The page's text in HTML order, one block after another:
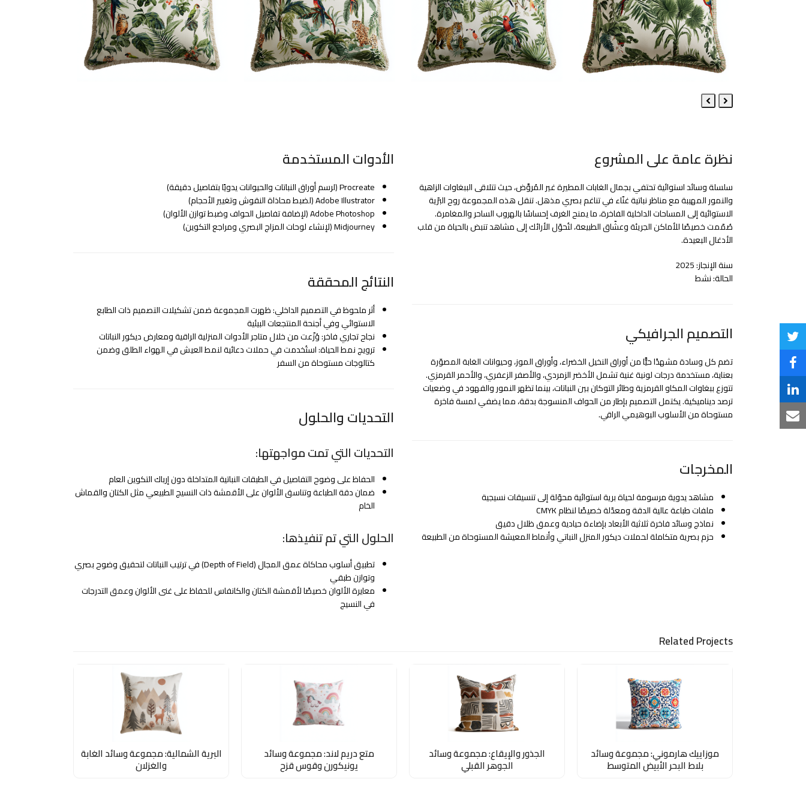
Previous
Next
الأدوات المستخدمة
Procreate (لرسم أوراق النباتات والحيوانات يدويًا بتفاصيل دقيقة)
Adobe Illustrator (لضبط محاذاة النقوش وتغيير الأحجام)
Adobe Photoshop (لإضافة تفاصيل الحواف وضبط توازن الألوان)
Midjourney (لإنشاء لوحات المزاج البصري ومراجع التكوين)
النتائج المحققة
أثر ملحوظ في التصميم الداخلي: ظهرت المجموعة ضمن تشكيلات التصميم ذات الطابع
الاستوائي وفي أجنحة المنتجعات البيئية
نجاح تجاري فاخر: وُزّعت من خلال متاجر الأدوات المنزلية الراقية ومعارض ديكور النباتات
ترويج نمط الحياة: استُخدمت في حملات دعائية لنمط العيش في الهواء الطلق وضمن
كتالوجات مستوحاة من السفر
التحديات والحلول
التحديات التي تمت مواجهتها:
الحفاظ على وضوح التفاصيل في الطبقات النباتية المتداخلة دون إرباك التكوين العام
ضمان دقة الطباعة وتناسق الألوان على الأقمشة ذات النسيج الطبيعي مثل الكتان والقماش
الخام
الحلول التي تم تنفيذها:
تطبيق أسلوب محاكاة عمق المجال (Depth of Field) في ترتيب النباتات لتحقيق وضوح بصري
وتوازن طبقي
معايرة الألوان خصيصًا لأقمشة الكتان والكانفاس للحفاظ على غنى الألوان وعمق التدرجات
في النسيج
نظرة عامة على المشروع
سلسلة وسائد استوائية تحتفي بجمال الغابات المطيرة غير المُروَّض، حيث تتلاقى الببغاوات الزاهية
والنمور المهيبة مع مناظر نباتية غنّاء في تناغم بصري مذهل. تنقل هذه المجموعة روح البرّية
الاستوائية إلى المساحات الداخلية الفاخرة، ما يمنح الغرف إحساسًا بالهروب الساحر والمغامرة.
صُمّمت خصيصًا للأماكن الجريئة وعشّاق الطبيعة، لتُحوّل الأرائك إلى مشاهد تنبض بالحياة من قلب
الأدغال البعيدة.
سنة الإنجاز: 2025
الحالة: نشط
التصميم الجرافيكي
تضم كل وسادة مشهدًا حيًّا من أوراق النخيل الخضراء، وأوراق الموز، وحيوانات الغابة المصوّرة
بعناية، مستخدمة درجات لونية غنية تشمل الأخضر الزمردي، والأصفر الزعفري، والأحمر القرمزي.
تتوزع ببغاوات المكاو القرمزية وطائر التوكان بين النباتات، بينما تظهر النمور والفهود في وضعيات
ترصد ديناميكية. يكتمل التصميم بإطار من الحواف المنسوجة بدقة، مما يضفي لمسة فاخرة
مستوحاة من الأسلوب البوهيمي الراقي.
المخرجات
مشاهد يدوية مرسومة لحياة برية استوائية محوّلة إلى تنسيقات نسيجية
ملفات طباعة عالية الدقة ومعدّلة خصيصًا لنظام CMYK
نماذج وسائد فاخرة ثلاثية الأبعاد بإضاءة حيادية وعمق ظلال دقيق
حزم بصرية متكاملة لحملات ديكور المنزل النباتي وأنماط المعيشة المستوحاة من الطبيعة
Share
on
Twitter
Share
on
Facebook
Share
on
Share
Related Projects
موزاييك هارموني: مجموعة وسائد
بلاط البحر الأبيض المتوسط
الجذور والإيقاع: مجموعة وسائد
الجوهر القبلي
متع دريم لاند: مجموعة وسائد
يونيكورن وقوس قزح
البرية الشمالية: مجموعة وسائد الغابة
والغزلان